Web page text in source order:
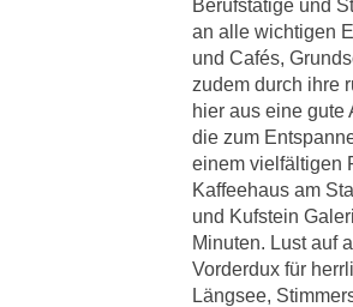
Berufstätige und
an alle wichtigen
und Cafés,
zudem durch ihre
hier aus eine
die zum
einem vielfältigen
Kaffeehaus am
und Kufstein
Minuten. Lust auf
Vorderdux für
Längsee,